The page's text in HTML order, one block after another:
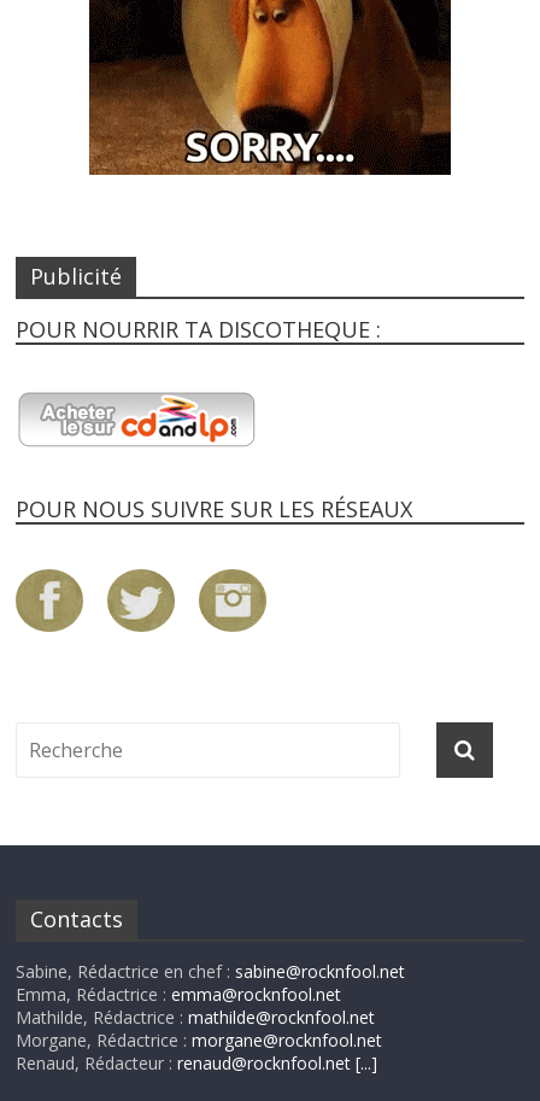
Publicité
POUR NOURRIR TA DISCOTHEQUE :
POUR NOUS SUIVRE SUR LES RÉSEAUX
Contacts
Sabine, Rédactrice en chef : sabine@rocknfool.net
Emma, Rédactrice :emma@rocknfool.net
Mathilde, Rédactrice :mathilde@rocknfool.net
Morgane, Rédactrice :morgane@rocknfool.net
Renaud, Rédacteur :renaud@rocknfool.net [...]